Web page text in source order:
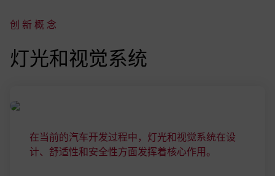
创新概念
:
灯光和视觉系统
在当前的汽车开发过程中，灯光和视觉系统在设
计、舒适性和安全性方面发挥着核心作用。